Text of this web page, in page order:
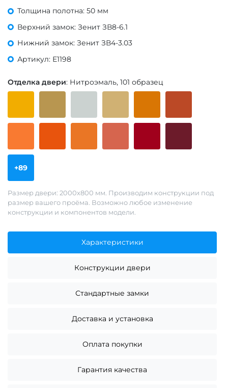
Толщина полотна: 50 мм
Верхний замок: Зенит ЗВ8-6.1
Нижний замок: Зенит ЗВ4-3.03
Артикул: Е1198
Отделка двери: Нитроэмаль, 101 образец
+89
Размер двери: 2000х800 мм. Производим конструкции под
размер вашего проёма. Возможно любое изменение
конструкции и компонентов модели.
Характеристики
Конструкции двери
Стандартные замки
Доставка и установка
Оплата покупки
Гарантия качества